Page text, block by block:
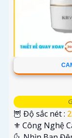
🦉 Độ sắc nét :
⚜️ Công Nghệ